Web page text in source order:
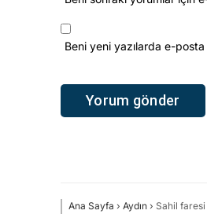
Beni yeni yazılarda e-
Ana Sayfa › Aydın › Sahil faresi